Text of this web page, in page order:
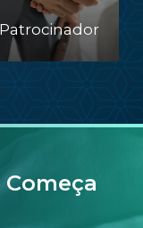
Patrocinador